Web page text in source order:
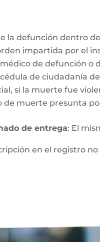
la defunción dentro
impartida por el
de defunción o
de ciudadanía
si la muerte fue
de muerte presunta
de entrega: El
en el registro